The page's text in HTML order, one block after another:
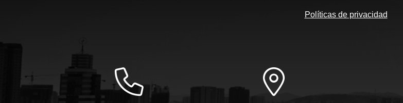
Políticas de privacidad